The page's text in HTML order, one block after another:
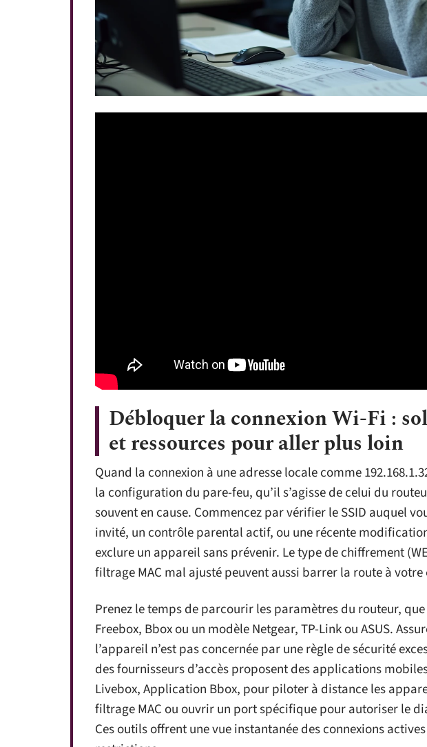
Débloquer la connexion Wi-Fi :
et ressources pour aller plus loin
Quand la connexion à une adresse locale comme
la configuration du pare-feu, qu’il s’agisse de celui du
souvent en cause. Commencez par vérifier le SSID auquel
invité, un contrôle parental actif, ou une récente
exclure un appareil sans prévenir. Le type de chiffrement
filtrage MAC mal ajusté peuvent aussi barrer la route à votre
Prenez le temps de parcourir les paramètres du routeur,
Freebox, Bbox ou un modèle Netgear, TP-Link ou ASUS.
l’appareil n’est pas concernée par une règle de sécurité
des fournisseurs d’accès proposent des applications
Livebox, Application Bbox, pour piloter à distance les
filtrage MAC ou ouvrir un port spécifique pour autoriser le
Ces outils offrent une vue instantanée des connexions